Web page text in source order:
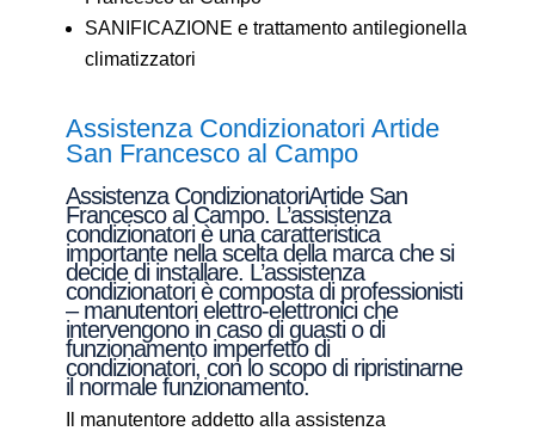
SANIFICAZIONE e trattamento antilegionella
climatizzatori
Assistenza Condizionatori Artide
San Francesco al Campo
Assistenza CondizionatoriArtide San
Francesco al Campo. L’assistenza
condizionatori è una caratteristica
importante nella scelta della marca che si
decide di installare. L’assistenza
condizionatori è composta di professionisti
– manutentori elettro-elettronici che
intervengono in caso di guasti o di
funzionamento imperfetto di
condizionatori, con lo scopo di ripristinarne
il normale funzionamento.
Il manutentore addetto alla assistenza